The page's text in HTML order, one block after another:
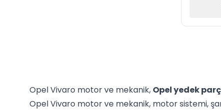
Opel Vivaro motor ve mekanik, Opel yedek
Opel Vivaro motor ve mekanik, motor sistemi,